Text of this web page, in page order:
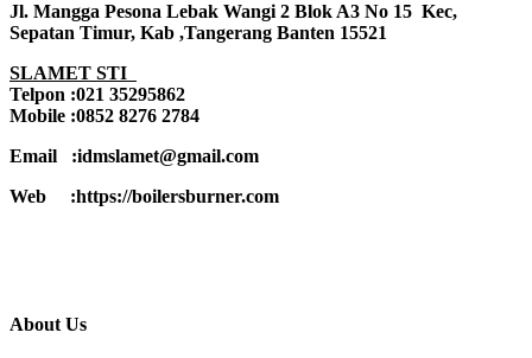
Jl. Mangga Pesona Lebak Wangi 2 Blok A3 No 15 Kec,
Sepatan Timur, Kab ,Tangerang Banten 15521
SLAMET STI
Telpon :021 35295862
Mobile :0852 8276 2784
Email :idmslamet@gmail.com
Web :https://boilersburner.com
About Us